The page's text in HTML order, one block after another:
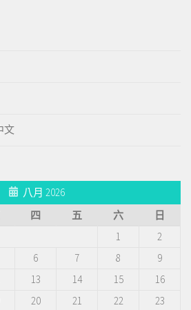
文
八月 2026
四 五 六
日
1
2
6 7 8
9
13 14 15
16
20 21 22
23